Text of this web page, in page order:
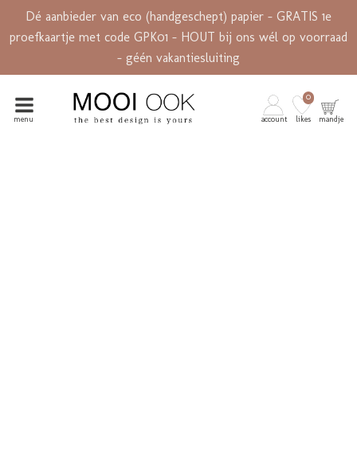
Dé aanbieder van eco (handgeschept) papier - GRATIS 1e
proefkaartje met code GPK01 - HOUT bij ons wél op voorraad
- géén vakantiesluiting
menu account likes
0
mandje